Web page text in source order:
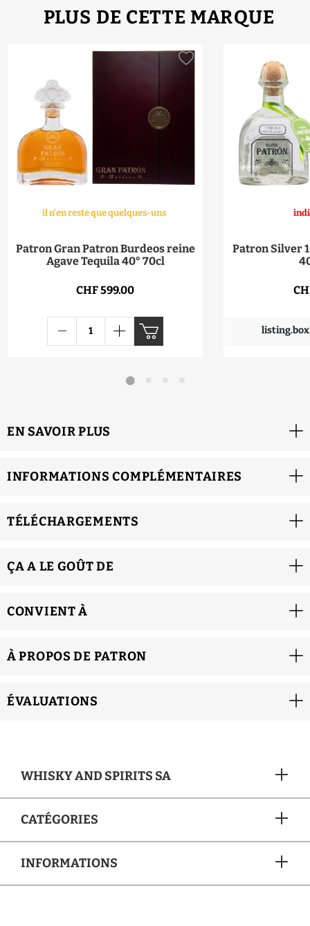
PLUS DE CETTE MARQUE
il n'en reste que quelques-uns
Patron Gran Patron Burdeos reine
Agave Tequila 40° 70cl
CHF 599.00
Patron Silver
EN SAVOIR PLUS
INFORMATIONS COMPLÉMENTAIRES
TÉLÉCHARGEMENTS
ÇA A LE GOÛT DE
CONVIENT À
À PROPOS DE PATRON
ÉVALUATIONS
WHISKY AND SPIRITS SA
CATÉGORIES
INFORMATIONS